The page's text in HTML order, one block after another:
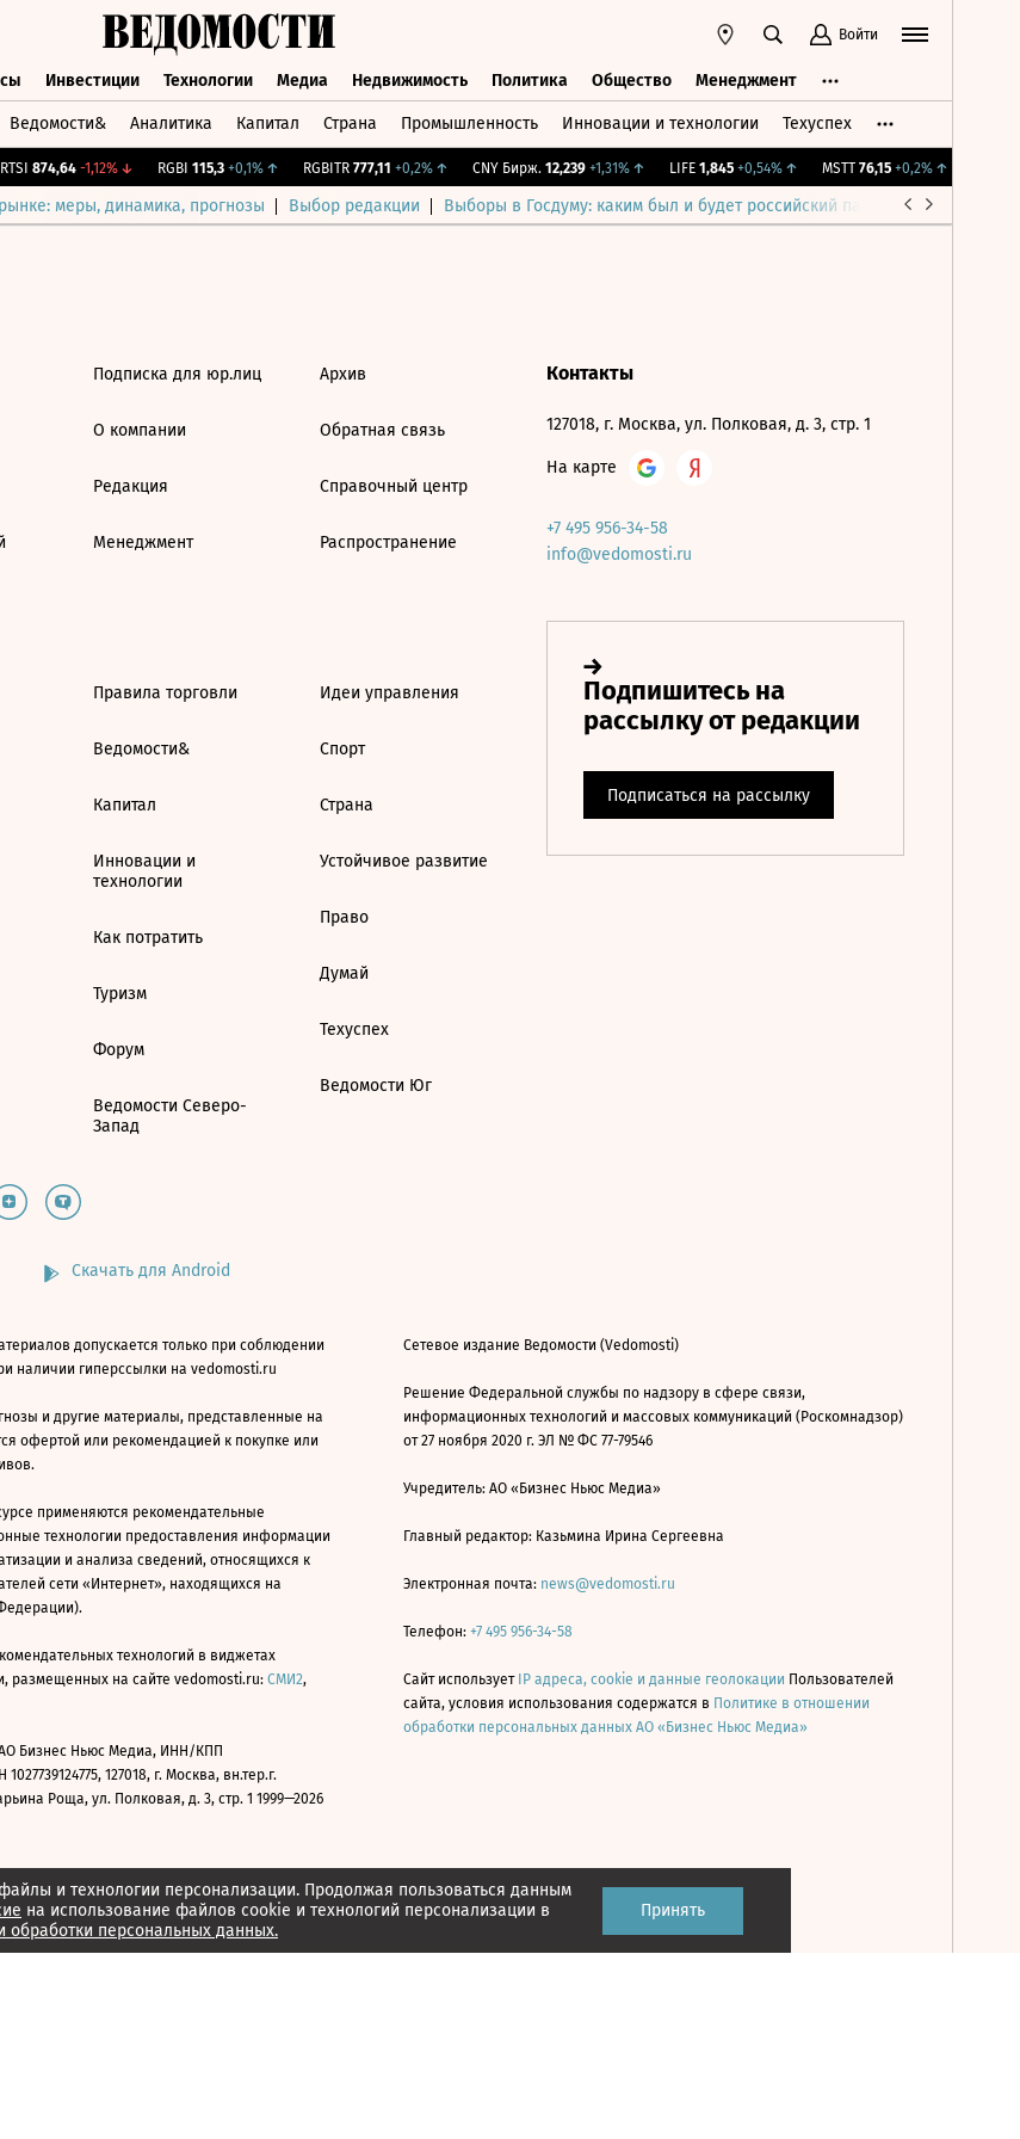
Войти
Инвестиции Технологии Медиа Недвижимость Политика Общество Менеджмент
Ведомости& Аналитика Капитал Страна Промышленность Инновации и технологии Техуспех
874,64 -1,12%↓ RGBI 115,3 +0,1%↑ RGBITR 777,11 +0,2%↑ CNY Бирж. 12,239 +1,31%↑ LIFE 1,845 +0,54%↑ MSTT 76,15 +0,2%↑
меры, динамика, прогнозы Выбор редакции Выборы в Госдуму: каким был и будет российский парламент
и технологии персонализации. Продолжая пользоваться данным
на использование файлов cookie и технологий персонализации в
обработки персональных данных.
Принять
Подписка для юр.лиц
О компании
Редакция
Менеджмент
Архив
Обратная связь
Справочный центр
Распространение
Правила торговли
Ведомости&
Капитал
Инновации и
технологии
Как потратить
Туризм
Форум
Ведомости Северо-
Запад
Идеи управления
Спорт
Страна
Устойчивое развитие
Право
Думай
Техуспех
Ведомости Юг
Контакты
127018, г. Москва, ул. Полковая, д. 3, стр. 1
На карте
+7 495 956-34-58
info@vedomosti.ru
Скачать для Android
допускается только при соблюдении
наличии гиперссылки на vedomosti.ru
и другие материалы, представленные на
офертой или рекомендацией к покупке или
применяются рекомендательные
технологии предоставления информации
и анализа сведений, относящихся к
сети «Интернет», находящихся на
технологий в виджетах
размещенных на сайте vedomosti.ru: СМИ2,
Бизнес Ньюс Медиа, ИНН/КПП
1027739124775, 127018, г. Москва, вн.тер.г.
Роща, ул. Полковая, д. 3, стр. 1 1999—2026
Сетевое издание Ведомости (Vedomosti)
Решение Федеральной службы по надзору в сфере связи,
информационных технологий и массовых коммуникаций (Роскомнадзор)
от 27 ноября 2020 г. ЭЛ № ФС 77-79546
Учредитель: АО «Бизнес Ньюс Медиа»
Главный редактор: Казьмина Ирина Сергеевна
Электронная почта: news@vedomosti.ru
Телефон: +7 495 956-34-58
Сайт использует IP адреса, cookie и данные геолокации Пользователей
сайта, условия использования содержатся в Политике в отношении
обработки персональных данных АО «Бизнес Ньюс Медиа»